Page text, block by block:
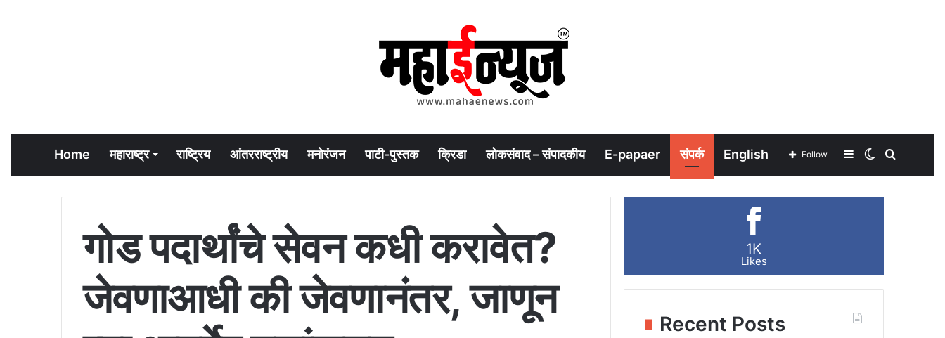
Home महाराष्ट्र राष्ट्रिय आंतरराष्ट्रीय मनोरंजन पाटी-पुस्तक क्रिडा लोकसंवाद – संपादकीय E-papaer संपर्क English Switch
skin
Sidebar
Follow
गोड पदार्थांचे सेवन कधी करावेत?
जेवणाआधी की जेवणानंतर, जाणून
1K
Likes
Recent Posts